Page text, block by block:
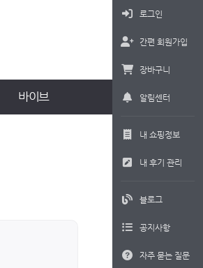
바이브
로그인
간편 회원가입
장바구니
알림센터
내 쇼핑정보
내 후기 관리
블로그
공지사항
자주 묻는 질문